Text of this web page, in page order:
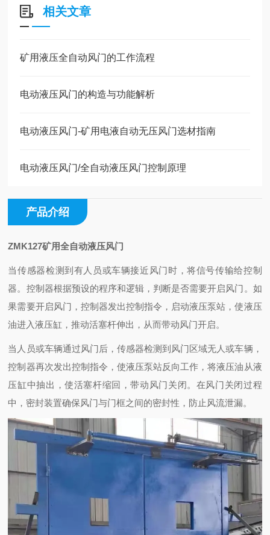
相关文章
矿用液压全自动风门的工作流程
电动液压风门的构造与功能解析
电动液压风门-矿用电液自动无压风门选材指南
电动液压风门/全自动液压风门控制原理
产品介绍
ZMK127矿用全自动液压风门
当传感器检测到有人员或车辆接近风门时，将信号传输给控制
器。控制器根据预设的程序和逻辑，判断是否需要开启风门。如
果需要开启风门，控制器发出控制指令，启动液压泵站，使液压
油进入液压缸，推动活塞杆伸出，从而带动风门开启。
当人员或车辆通过风门后，传感器检测到风门区域无人或车辆，
控制器再次发出控制指令，使液压泵站反向工作，将液压油从液
压缸中抽出，使活塞杆缩回，带动风门关闭。在风门关闭过程
中，密封装置确保风门与门框之间的密封性，防止风流泄漏。